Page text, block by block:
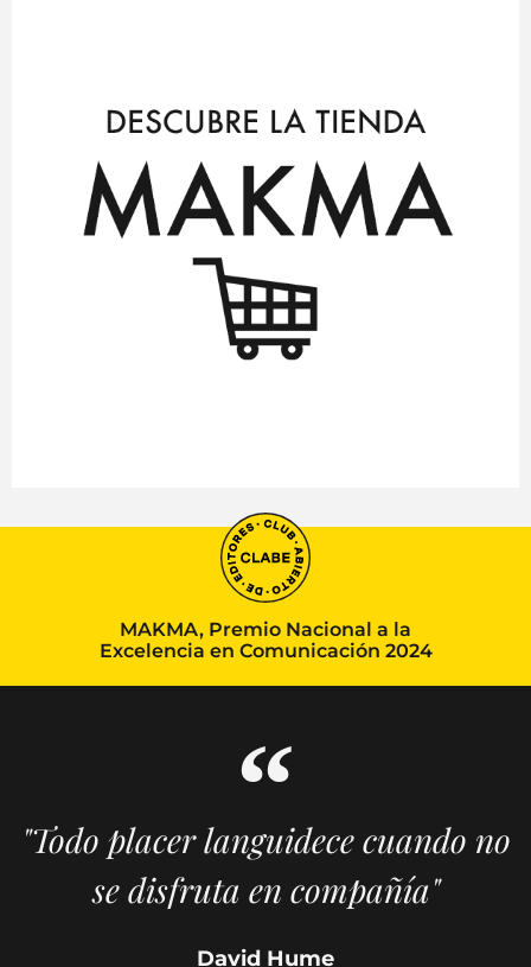
MAKMA, Premio Nacional a la
Excelencia en Comunicación 2024
"Todo placer languidece cuando no
se disfruta en compañía"
David Hume